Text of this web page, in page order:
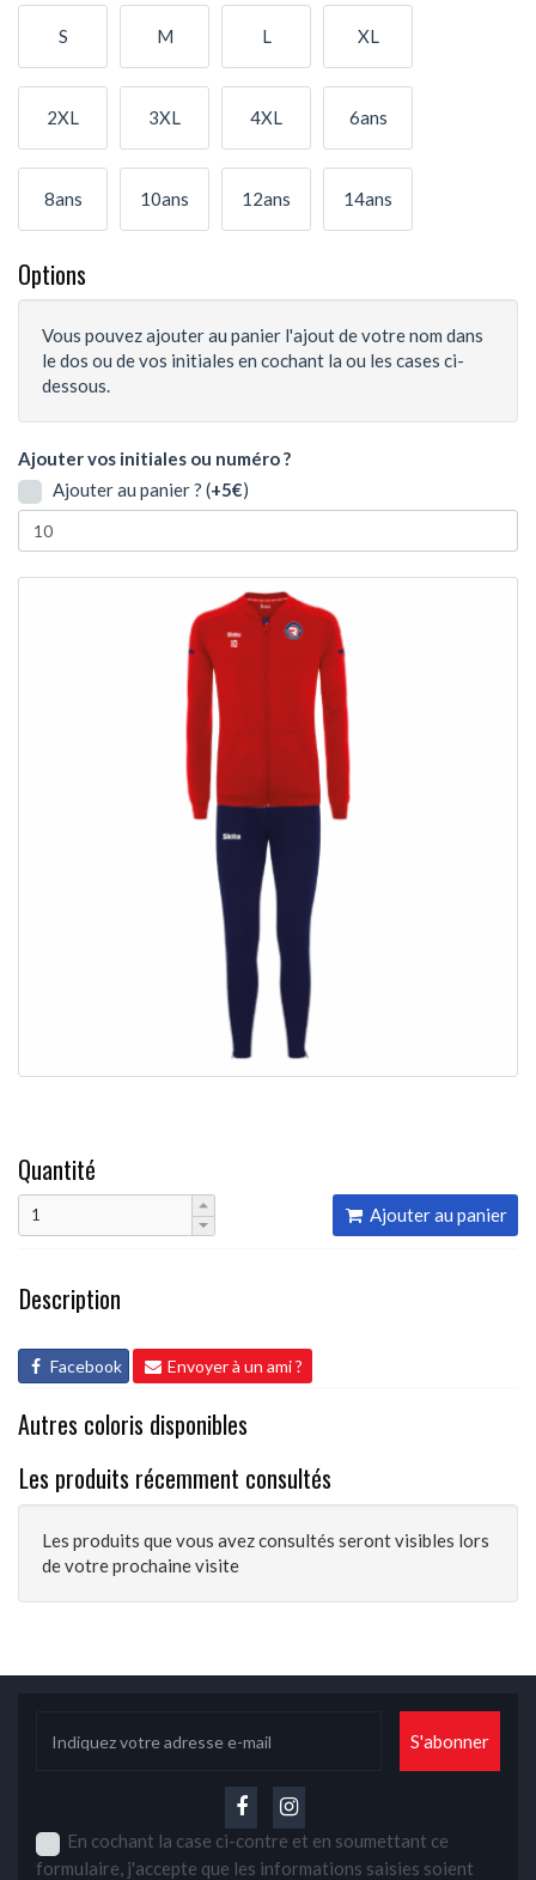
S M L XL
2XL 3XL 4XL 6ans
8ans 10ans 12ans 14ans
Options
Vous pouvez ajouter au panier l'ajout de votre nom dans
le dos ou de vos initiales en cochant la ou les cases ci-
dessous.
Ajouter vos initiales ou numéro ?
Ajouter au panier ? (+5€)
Quantité
Ajouter au panier
Description
Facebook Envoyer à un ami ?
Autres coloris disponibles
Les produits récemment consultés
Les produits que vous avez consultés seront visibles lors
de votre prochaine visite
En cochant la case ci-contre et en soumettant ce
formulaire, j'accepte que les informations saisies soient